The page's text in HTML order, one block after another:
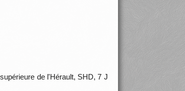
de l'Hérault, SHD, 7 J